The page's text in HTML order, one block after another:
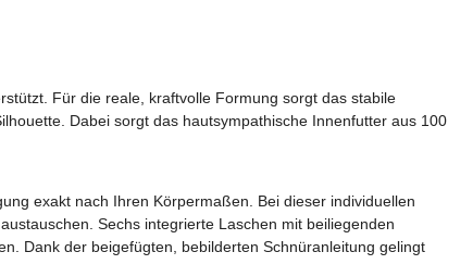
Für die reale, kraftvolle Formung sorgt das stabile
Dabei sorgt das hautsympathische Innenfutter aus 100
exakt nach Ihren Körpermaßen. Bei dieser individuellen
Sechs integrierte Laschen mit beiliegenden
Dank der beigefügten, bebilderten Schnüranleitung gelingt